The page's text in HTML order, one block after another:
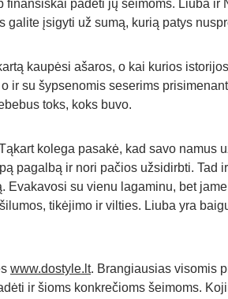
padėti jų šeimoms. Liuba
įsigyti už sumą, kurią patys
kaupėsi ašaros, o kai kurios
ir su šypsenomis seserims
toks, koks buvo.
kolega pasakė, kad savo
pagalbą ir nori pačios užsidirbti.
su vienu lagaminu, bet
tikėjimo ir vilties. Liuba yra
www.dostyle.lt. Brangiausias visomis
ir šioms konkrečioms šeimoms.